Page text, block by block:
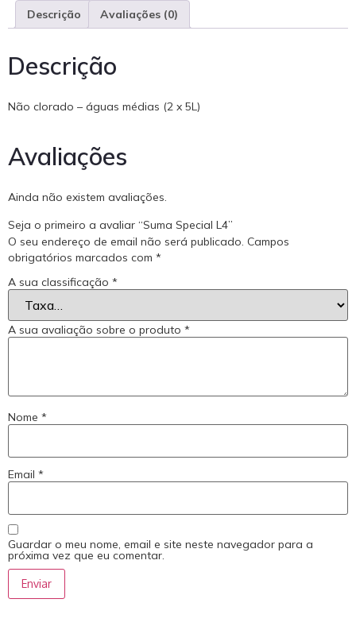
Descrição
Avaliações (0)
Descrição
Não clorado – águas médias (2 x 5L)
Avaliações
Ainda não existem avaliações.
Seja o primeiro a avaliar “Suma Special L4”
O seu endereço de email não será publicado. Campos
obrigatórios marcados com *
A sua classificação *
A sua avaliação sobre o produto *
Nome *
Email *
Guardar o meu nome, email e site neste navegador para a
próxima vez que eu comentar.